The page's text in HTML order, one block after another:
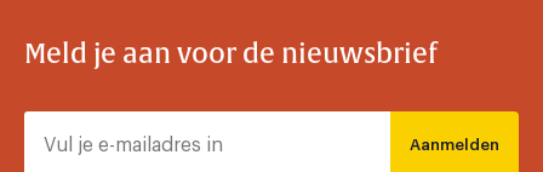
Meld je aan voor de nieuwsbrief
Aanmelden